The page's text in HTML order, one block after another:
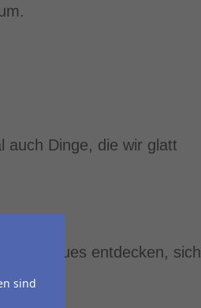
auch Dinge, die wir glatt
Neues entdecken, sich
sind